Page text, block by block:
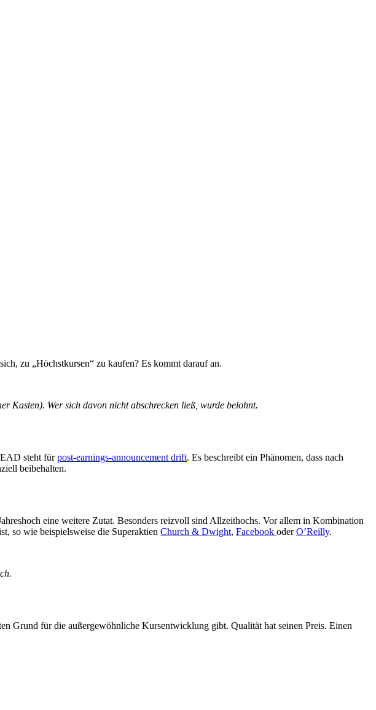
zu „Höchstkursen“ zu kaufen? Es kommt darauf an.
Kasten). Wer sich davon nicht abschrecken ließ, wurde belohnt.
steht fürpost-earnings-announcement drift. Es beschreibt ein Phänomen, dass nach
beibehalten.
eine weitere Zutat. Besonders reizvoll sind Allzeithochs. Vor allem in Kombination
so wie beispielsweise die Superaktien Church & Dwight, Facebook oderO’Reilly.
Grund für die außergewöhnliche Kursentwicklung gibt. Qualität hat seinen Preis. Einen